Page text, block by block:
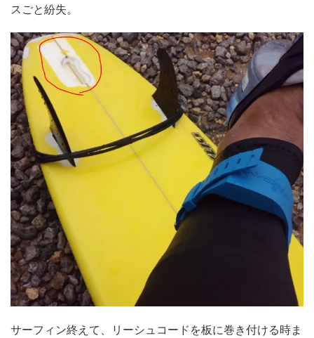
スごと紛失。
サーフィン終えて、リーシュコードを板に巻き付ける時ま